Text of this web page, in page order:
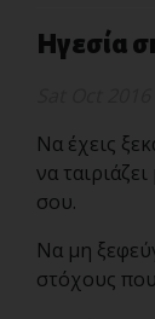
Ηγεσία
Να έχεις
να
σου.
Να μη
στόχους